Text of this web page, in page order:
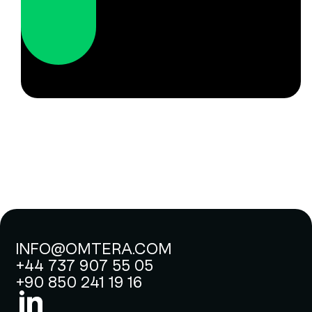
INFO@OMTERA.COM
+44 737 907 55 05
+90 850 241 19 16